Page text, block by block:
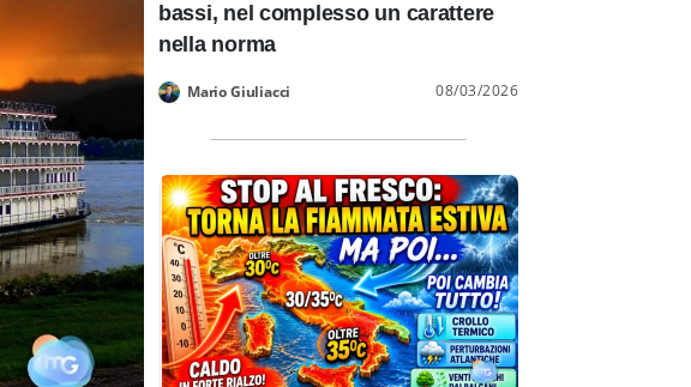
bassi, nel complesso un carattere
nella norma
Mario Giuliacci 08/03/2026